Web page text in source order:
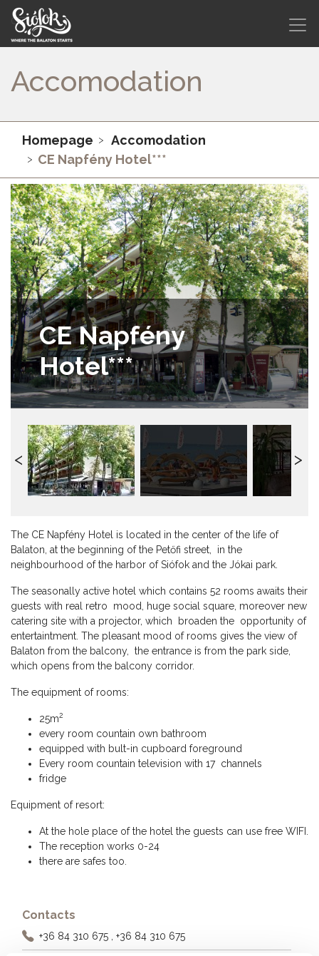
Accomodation
Homepage
Accomodation
CE Napfény Hotel***
CE Napfény
Hotel***
The CE Napfény Hotel is located in the center of the life of
Balaton, at the beginning of the Petőfi street, in the
neighbourhood of the harbor of Siófok and the Jókai park.
The seasonally active hotel which contains 52 rooms awaits their
guests with real retro mood, huge social square, moreover new
catering site with a projector, which broaden the opportunity of
entertaintment. The pleasant mood of rooms gives the view of
Balaton from the balcony, the entrance is from the park side,
which opens from the balcony corridor.
The equipment of rooms:
25m2
every room countain own bathroom
equipped with bult-in cupboard foreground
Every room countain television with 17 channels
fridge
Equipment of resort:
At the hole place of the hotel the guests can use free WIFI.
The reception works 0-24
there are safes too.
Contacts
+36 84 310 675 , +36 84 310 675